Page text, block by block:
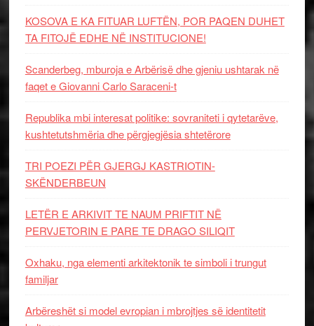
KOSOVA E KA FITUAR LUFTËN, POR PAQEN DUHET
TA FITOJË EDHE NË INSTITUCIONE!
Scanderbeg, mburoja e Arbërisë dhe gjeniu ushtarak në
faqet e Giovanni Carlo Saraceni-t
Republika mbi interesat politike: sovraniteti i qytetarëve,
kushtetutshmëria dhe përgjegjësia shtetërore
TRI POEZI PËR GJERGJ KASTRIOTIN-
SKËNDERBEUN
LETËR E ARKIVIT TE NAUM PRIFTIT NË
PERVJETORIN E PARE TE DRAGO SILIQIT
Oxhaku, nga elementi arkitektonik te simboli i trungut
familjar
Arbëreshët si model evropian i mbrojtjes së identitetit